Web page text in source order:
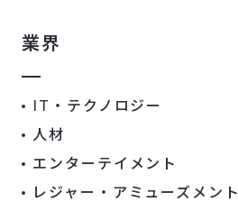
業界
IT・テクノロジー
人材
エンターテイメント
レジャー・アミューズメント